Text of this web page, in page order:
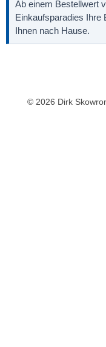
Ab einem Bestellwert
Einkaufsparadies Ihre
Ihnen nach Hause.
© 2026 Dirk